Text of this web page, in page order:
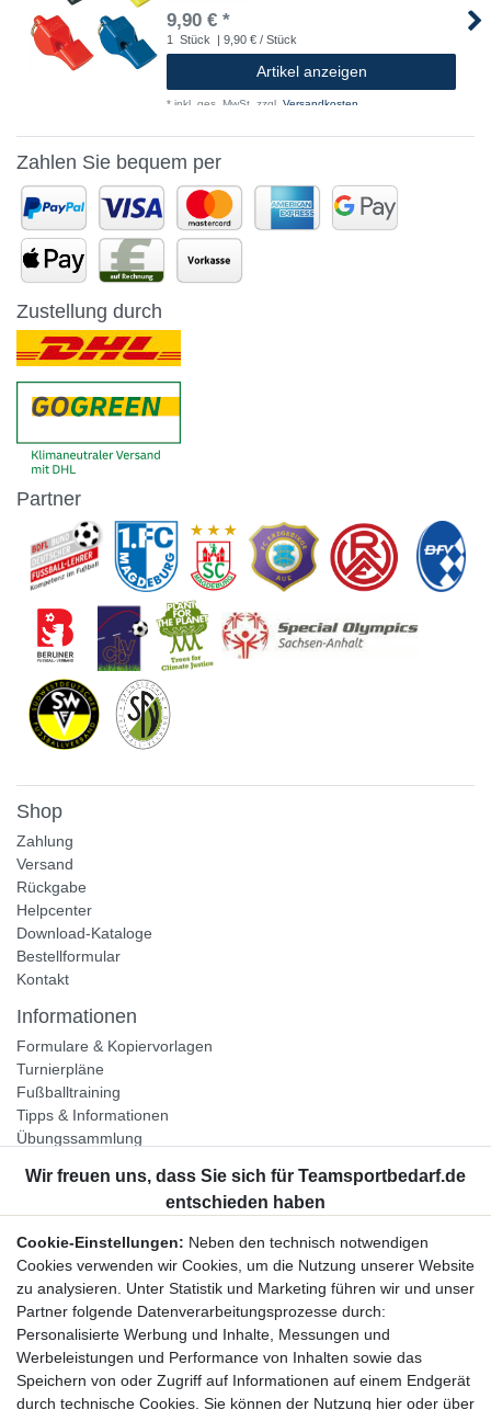
9,90 € *
1 Stück | 9,90 € / Stück
Artikel anzeigen
* inkl. ges. MwSt. zzgl. Versandkosten
Zahlen Sie bequem per
Zustellung durch
Partner
Shop
Zahlung
Versand
Rückgabe
Helpcenter
Download-Kataloge
Bestellformular
Kontakt
Informationen
Formulare & Kopiervorlagen
Turnierpläne
Fußballtraining
Tipps & Informationen
Übungssammlung
Unternehmen
Widerrufsrecht
Bestellung widerrufen
Datenschutzerklärung
AGB
Impressum
Cookie-Einstellungen: Neben den technisch notwendigen
Cookies verwenden wir Cookies, um die Nutzung unserer Website
zu analysieren. Unter Statistik und Marketing führen wir und unser
Partner folgende Datenverarbeitungsprozesse durch:
Personalisierte Werbung und Inhalte, Messungen und
Werbeleistungen und Performance von Inhalten sowie das
Speichern von oder Zugriff auf Informationen auf einem Endgerät
durch technische Cookies. Sie können der Nutzung hier oder über